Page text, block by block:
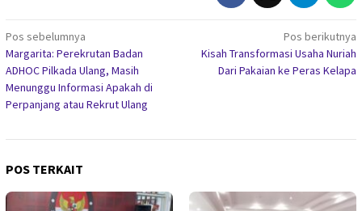
Navigasi
pos
Pos sebelumnya
Margarita: Perekrutan Badan
ADHOC Pilkada Ulang, Masih
Menunggu Informasi Apakah di
Perpanjang atau Rekrut Ulang
Pos berikutnya
Kisah Transformasi Usaha Nuriah
Dari Pakaian ke Peras Kelapa
POS TERKAIT